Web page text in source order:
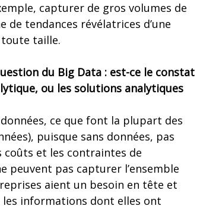
capturer de gros volumes de
de tendances révélatrices d’une
taille.
du Big Data : est-ce le constat
ou les solutions analytiques
ce que font la plupart des
puisque sans données, pas
coûts et les contraintes de
peuvent pas capturer l’ensemble
aient un besoin en tête et
les informations dont elles ont